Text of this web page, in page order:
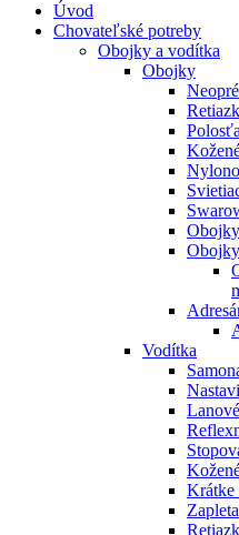
Úvod
Chovateľské potreby
Obojky a vodítka
Obojky
Vodítka
Krátke